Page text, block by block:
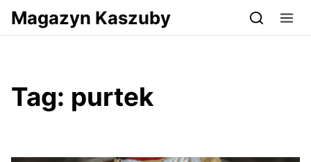
Przejdź do serwisu magazynkaszuby.pl
Magazyn Kaszuby
Tag: purtek